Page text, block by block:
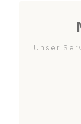
Unser